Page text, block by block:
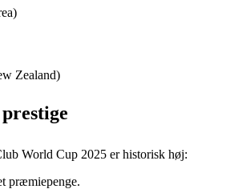
Zealand)
World Cup 2025 er historisk høj:
præmiepenge.